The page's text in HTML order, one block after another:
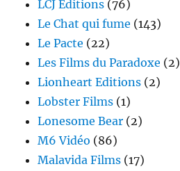
LCJ Editions (76)
Le Chat qui fume (143)
Le Pacte (22)
Les Films du Paradoxe (2)
Lionheart Editions (2)
Lobster Films (1)
Lonesome Bear (2)
M6 Vidéo (86)
Malavida Films (17)